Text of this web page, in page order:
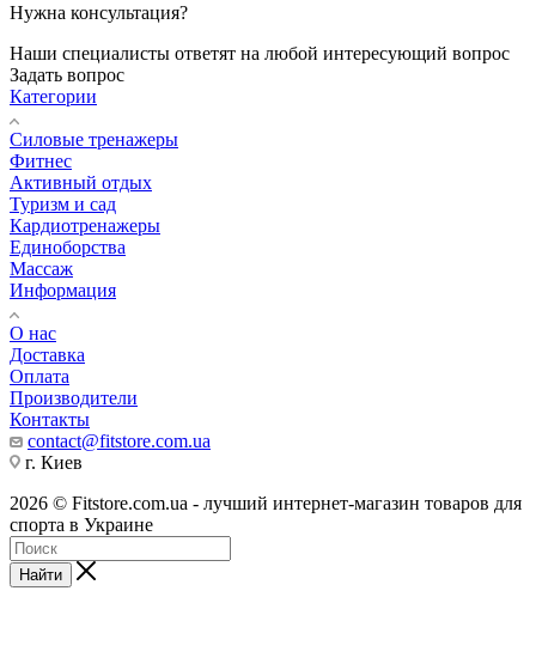
Нужна консультация?
Наши специалисты ответят на любой интересующий вопрос
Задать вопрос
Категории
Силовые тренажеры
Фитнес
Активный отдых
Туризм и сад
Кардиотренажеры
Единоборства
Массаж
Информация
О нас
Доставка
Оплата
Производители
Контакты
contact@fitstore.com.ua
г. Киев
2026 © Fitstore.com.ua - лучший интернет-магазин товаров для
спорта в Украине
Найти